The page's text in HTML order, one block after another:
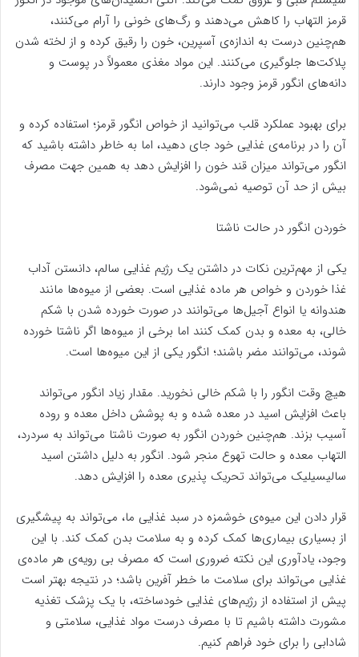
قرمز التهاب را کاهش می‌دهند و رگ‌های خونی را آرام می‌کنند،
هم‌چنین درست به اندازه‌ی آسپرین، خون را رقیق کرده و از لخته شدن
پلاکت‌ها جلوگیری می‌کنند. این مواد مغذی معمولاً در پوست و
دانه‌های انگور قرمز وجود دارند.
برای بهبود عملکرد قلب می‌توانید از خواص انگور قرمز؛ استفاده کرده و
آن را در برنامه‌ی غذایی خود جای دهید، اما به خاطر داشته باشید که
انگور می‌تواند میزان قند خون را افزایش دهد به همین جهت مصرف
بیش از حد آن توصیه نمی‌شود.
خوردن انگور در حالت ناشتا
یکی از مهم‌ترین نکات در داشتن یک رژیم غذایی سالم، دانستن آداب
غذا خوردن و خواص هر ماده غذایی است. بعضی از میوه‌ها مانند
هندوانه یا انواع آجیل‌ها می‌توانند در صورت خورده شدن با شکم
خالی، به معده و بدن کمک کنند اما برخی از میوه‌ها اگر ناشتا خورده
شوند، می‌توانند مضر باشند؛ انگور یکی از این میوه‌ها است.
هیچ وقت انگور را با شکم خالی نخورید. مقدار زیاد انگور می‌تواند
باعث افزایش اسید در معده شده و به پوشش داخل معده و روده
آسیب بزند. هم‌چنین خوردن انگور به صورت ناشتا می‌تواند به سردرد،
التهاب معده و حالت تهوع منجر شود. انگور به دلیل داشتن اسید
سالیسیلیک می‌تواند تحریک پذیری معده را افزایش دهد.
قرار دادن این میوه‌ی خوشمزه در سبد غذایی ما، می‌تواند به پیشگیری
از بسیاری بیماری‌ها کمک کرده و به سلامت بدن کمک کند. با این
وجود، یادآوری این نکته ضروری است که مصرف بی رویه‌ی هر ماده‌ی
غذایی می‌تواند برای سلامت ما خطر آفرین باشد؛ در نتیجه بهتر است
پیش از استفاده از رژیم‌های غذایی خودساخته، با یک پزشک تغذیه
مشورت داشته باشیم تا با مصرف درست مواد غذایی، سلامتی و
شادابی را برای خود فراهم کنیم.